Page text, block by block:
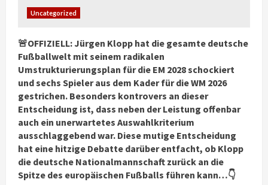
Uncategorized
🚨OFFIZIELL: Jürgen Klopp hat die gesamte deutsche
Fußballwelt mit seinem radikalen
Umstrukturierungsplan für die EM 2028 schockiert
und sechs Spieler aus dem Kader für die WM 2026
gestrichen. Besonders kontrovers an dieser
Entscheidung ist, dass neben der Leistung offenbar
auch ein unerwartetes Auswahlkriterium
ausschlaggebend war. Diese mutige Entscheidung
hat eine hitzige Debatte darüber entfacht, ob Klopp
die deutsche Nationalmannschaft zurück an die
Spitze des europäischen Fußballs führen kann…👇